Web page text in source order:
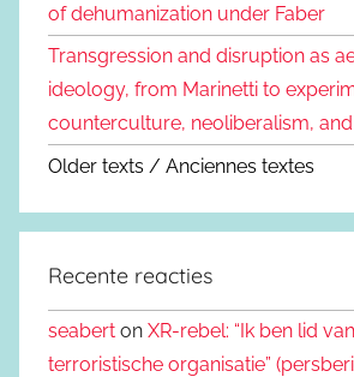
of dehumanization under Faber
Transgression and disruption as
ideology, from Marinetti to
counterculture, neoliberalism,
Older texts / Anciennes textes
Recente reacties
seabert on XR-rebel: “Ik ben lid
terroristische organisatie”